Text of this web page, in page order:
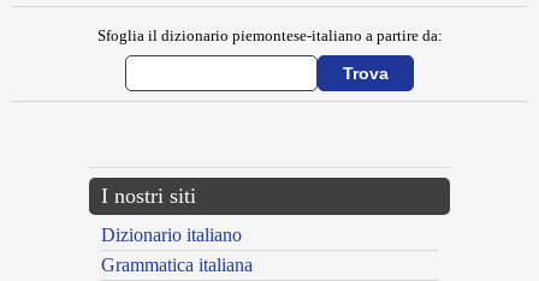
Sfoglia il dizionario piemontese-italiano a partire da:
I nostri siti
Dizionario italiano
Grammatica italiana